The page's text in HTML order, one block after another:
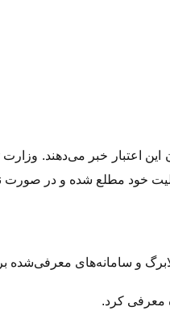
اعتبار خبر می‌دهند.
خود مطلع شده و در صورت
و سامانه‌های معرفی‌شده
معرفی کرد.